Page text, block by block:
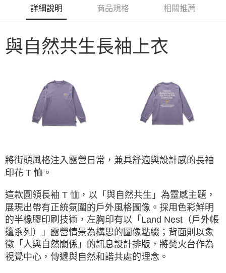
上海商業儲蓄銀行
台北富邦商業銀行
國泰世華商業銀行
匯豐（台灣）商業銀行
華泰商業銀行
聯邦商業銀行
遠東國際商業銀行
台新國際商業銀行
中國信託商業銀行
台灣樂天信用卡公司
合作金庫商業銀行
第一商業銀行
國泰世華商業銀行
兆豐國際商業銀行
臺灣中小企業銀行
台中商業銀行
玉山商業銀行
星展（台灣）商業銀行
台新國際商業銀行
中國信託商業銀行
台灣樂天信用卡公司
LINE Pay
Google Pay
【關於「AFTEE先享後付」】
AFTEE先享後付是「在收到商品之後才付款」的支付方式。 讓您購物簡單
便利好安心！
１．簡單：不需註冊會員、不需綁卡、不需儲值。
２．便利：只要手機號碼，簡訊認證，即可結帳。
１．於結帳方式選擇「AFTEE先享後付」後，將跳轉至「AFTEE先享後付」
結帳頁面，進行簡訊認證並確認金額後，即可完成結帳。
２．訂單成立數日內，您將收到繳費通知簡訊。
ATM／網路銀行／等多元方式進行付款，方視為交易完成。
※ 請注意：結帳手續完成當下不需立刻繳費，但若您需要取消訂單，請聯絡
購買商品的店家。未經商家同意取消之訂單仍視為有效，需透過AFTEE先享
後付繳納相關費用。
※ 交易是否成功請以「AFTEE先享後付 」之結帳頁面顯示為準，若有關於
是否繳費成功／繳費後需取消欲退款等相關疑問，請聯繫「AFTEE先享後付
客戶支援中心」https://netprotections.freshdesk.com/support/home
運送方式
詳細說明 商品規格 相關推薦
與自然共生長袖上衣
將街頭風格注入露營日常，兼具舒適與設計感的長袖
印花 T 恤。
這款圓領長袖 T 恤，以「與自然共生」為靈感主題，
展現出帶有正統氛圍的戶外風格圖像。採用色彩鮮明
的半橡膠印刷技術，左胸印有以「Land Nest（戶外帳
篷系列）」露營情景為構思的圖像點綴；背面則以象
徵「人與自然關係」的訊息設計排版，將焚火台作為
視覺中心，傳遞與自然和諧共處的理念。